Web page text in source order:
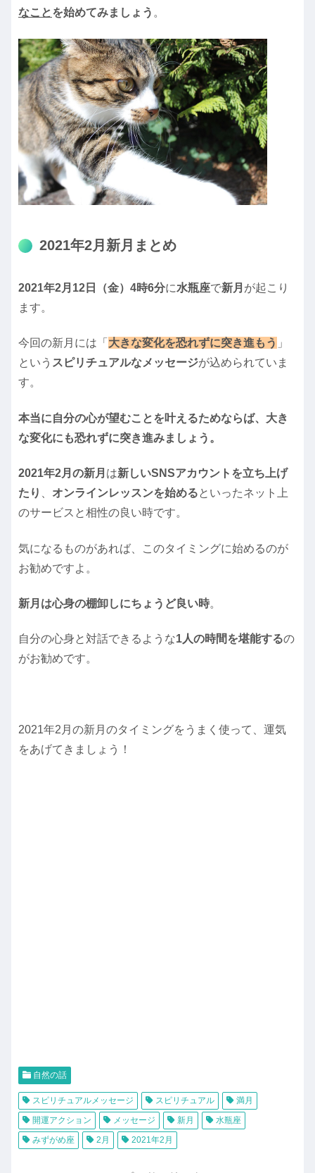
なことを始めてみましょう 。
2021年2月新月まとめ
2021年2月12日（金）4時6分に水瓶座で新月 が起こり
ます。
今回の新月には「 大きな変化を恐れずに突き進もう 」
という スピリチュアルなメッセージが込められていま
す。
本当に自分の心が望むことを叶えるためならば、大き
な変化にも恐れずに突き進みましょう。
2021年2月の新月 は新しいSNSアカウントを立ち上げ
たり
オンラインレッスンを始めるといったネット上
のサービスと相性の良い時です。
気になるものがあれば、このタイミングに始めるのが
お勧めですよ。
新月は心身の棚卸しにちょうど良い時。
自分の心身と対話できるような1人の時間を堪能するの
がお勧めです。
2021年2月の新月のタイミングをうまく使って、運気
をあげてきましょう！
自然の話
スピリチュアルメッセージ スピリチュアル
満月
開運アクション
メッセージ 新月
水瓶座
みずがめ座
2月 2021年2月